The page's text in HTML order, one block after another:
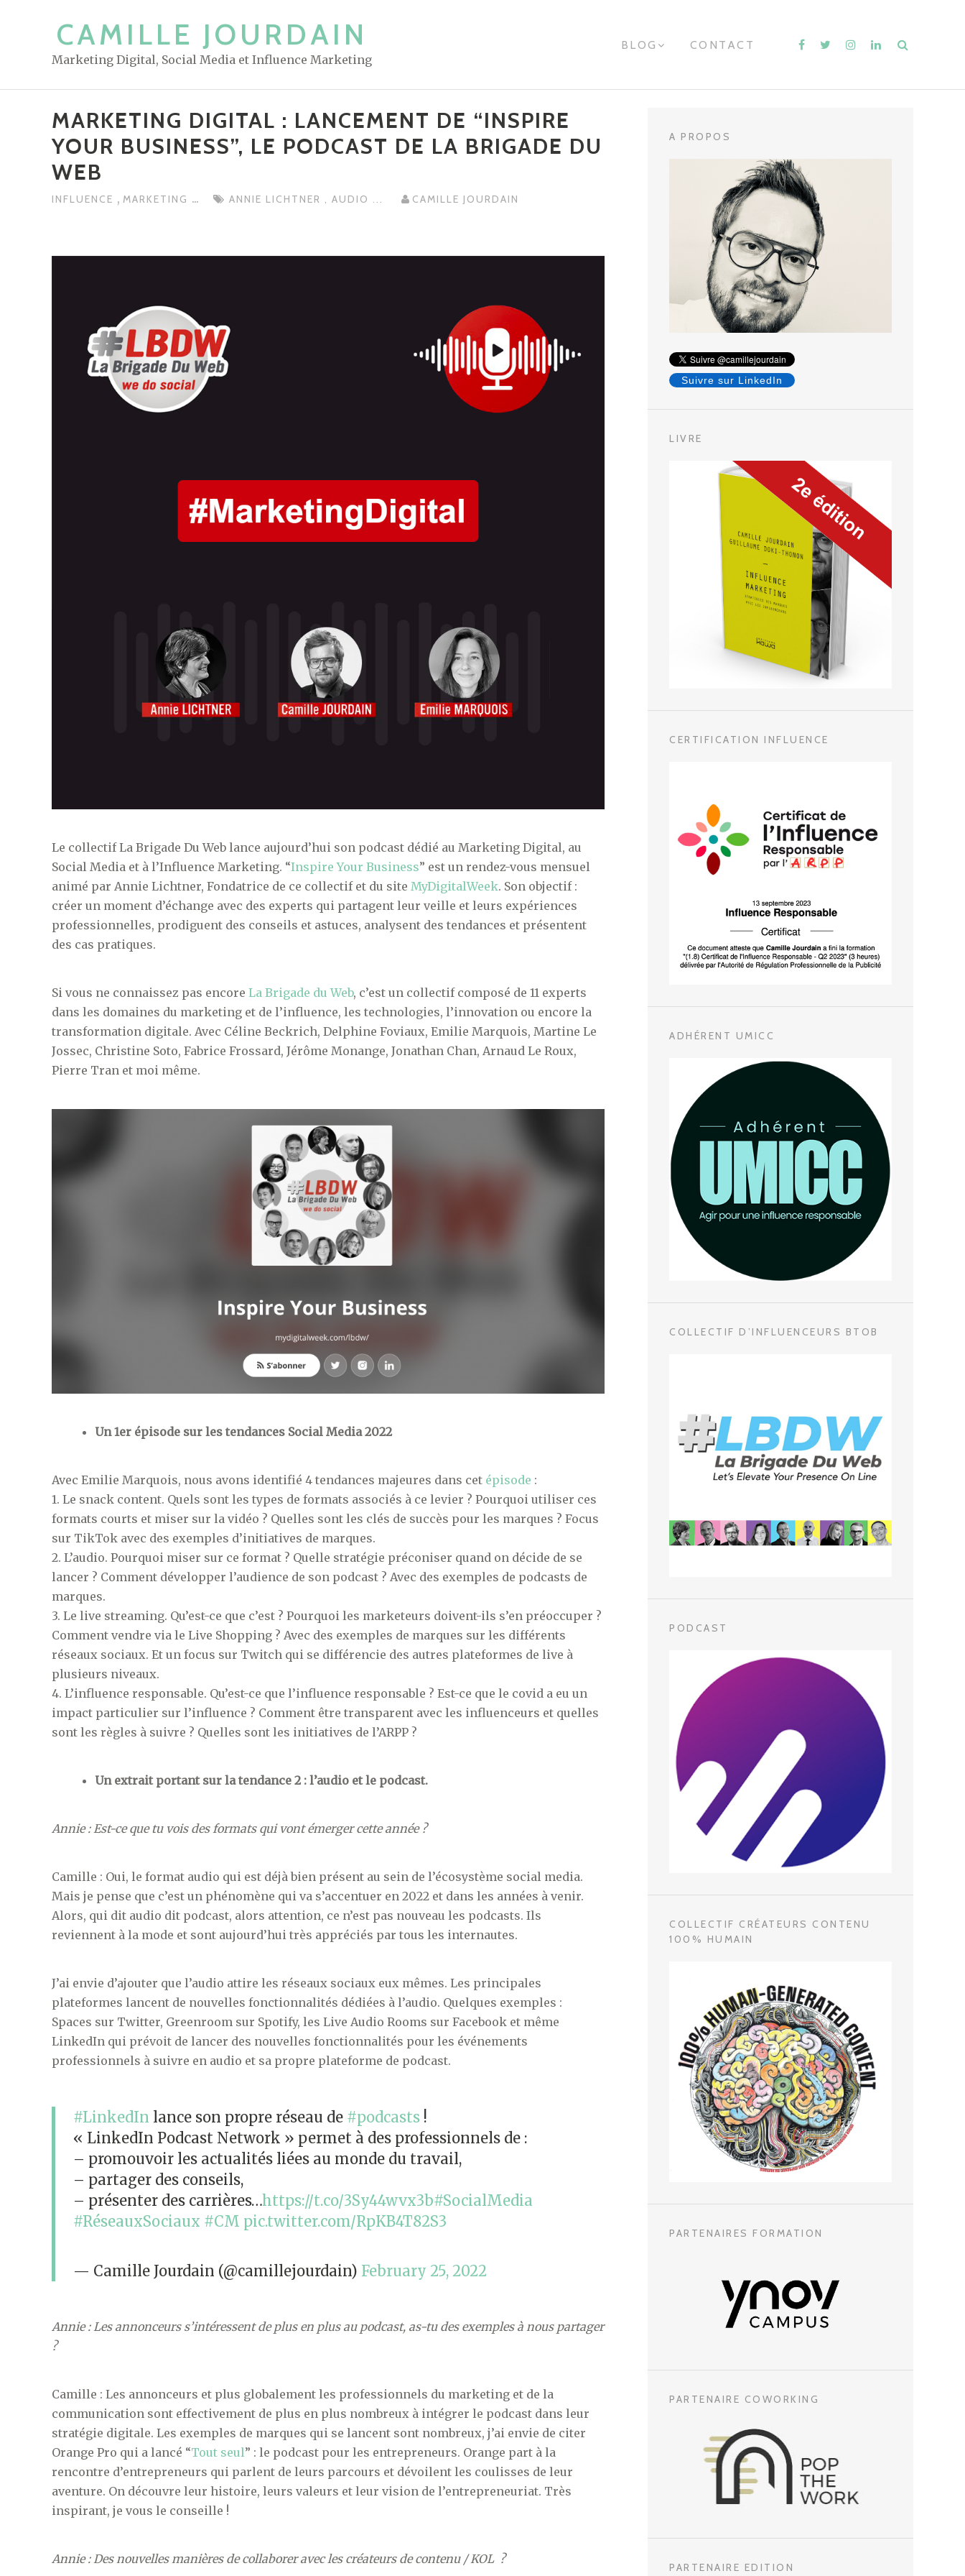
t
CAMILLE JOURDAIN
Marketing Digital, Social Media et Influence Marketing
BLOG E
CONTACT
MARKETING DIGITAL : LANCEMENT DE “INSPIRE
YOUR BUSINESS”, LE PODCAST DE LA BRIGADE DU
WEB
INFLUENCE , MARKETING ... ANNIE LICHTNER , AUDIO ... CAMILLE JOURDAIN
Le collectif La Brigade Du Web lance aujourd’hui son podcast dédié au Marketing Digital, au
Social Media et à l’Influence Marketing. “Inspire Your Business” est un rendez-vous mensuel
animé par Annie Lichtner, Fondatrice de ce collectif et du site MyDigitalWeek. Son objectif :
créer un moment d’échange avec des experts qui partagent leur veille et leurs expériences
professionnelles, prodiguent des conseils et astuces, analysent des tendances et présentent
des cas pratiques.
Si vous ne connaissez pas encore La Brigade du Web, c’est un collectif composé de 11 experts
dans les domaines du marketing et de l’influence, les technologies, l’innovation ou encore la
transformation digitale. Avec Céline Beckrich, Delphine Foviaux, Emilie Marquois, Martine Le
Jossec, Christine Soto, Fabrice Frossard, Jérôme Monange, Jonathan Chan, Arnaud Le Roux,
Pierre Tran et moi même.
Un 1er épisode sur les tendances Social Media 2022
Avec Emilie Marquois, nous avons identifié 4 tendances majeures dans cet épisode :
1. Le snack content. Quels sont les types de formats associés à ce levier ? Pourquoi utiliser ces
formats courts et miser sur la vidéo ? Quelles sont les clés de succès pour les marques ? Focus
sur TikTok avec des exemples d’initiatives de marques.
2. L’audio. Pourquoi miser sur ce format ? Quelle stratégie préconiser quand on décide de se
lancer ? Comment développer l’audience de son podcast ? Avec des exemples de podcasts de
marques.
3. Le live streaming. Qu’est-ce que c’est ? Pourquoi les marketeurs doivent-ils s’en préoccuper ?
Comment vendre via le Live Shopping ? Avec des exemples de marques sur les différents
réseaux sociaux. Et un focus sur Twitch qui se différencie des autres plateformes de live à
plusieurs niveaux.
4. L’influence responsable. Qu’est-ce que l’influence responsable ? Est-ce que le covid a eu un
impact particulier sur l’influence ? Comment être transparent avec les influenceurs et quelles
sont les règles à suivre ? Quelles sont les initiatives de l’ARPP ?
Un extrait portant sur la tendance 2 : l’audio et le podcast.
Annie : Est-ce que tu vois des formats qui vont émerger cette année ?
Camille : Oui, le format audio qui est déjà bien présent au sein de l’écosystème social media.
Mais je pense que c’est un phénomène qui va s’accentuer en 2022 et dans les années à venir.
Alors, qui dit audio dit podcast, alors attention, ce n’est pas nouveau les podcasts. Ils
reviennent à la mode et sont aujourd’hui très appréciés par tous les internautes.
J’ai envie d’ajouter que l’audio attire les réseaux sociaux eux mêmes. Les principales
plateformes lancent de nouvelles fonctionnalités dédiées à l’audio. Quelques exemples :
Spaces sur Twitter, Greenroom sur Spotify, les Live Audio Rooms sur Facebook et même
LinkedIn qui prévoit de lancer des nouvelles fonctionnalités pour les événements
professionnels à suivre en audio et sa propre plateforme de podcast.
#LinkedIn lance son propre réseau de #podcasts !
« LinkedIn Podcast Network » permet à des professionnels de :
– promouvoir les actualités liées au monde du travail,
– partager des conseils,
– présenter des carrières…https://t.co/3Sy44wvx3b#SocialMedia
#RéseauxSociaux #CM pic.twitter.com/RpKB4T82S3
— Camille Jourdain (@camillejourdain) February 25, 2022
Annie : Les annonceurs s’intéressent de plus en plus au podcast, as-tu des exemples à nous partager
?
Camille : Les annonceurs et plus globalement les professionnels du marketing et de la
communication sont effectivement de plus en plus nombreux à intégrer le podcast dans leur
stratégie digitale. Les exemples de marques qui se lancent sont nombreux, j’ai envie de citer
Orange Pro qui a lancé “Tout seul” : le podcast pour les entrepreneurs. Orange part à la
rencontre d’entrepreneurs qui parlent de leurs parcours et dévoilent les coulisses de leur
aventure. On découvre leur histoire, leurs valeurs et leur vision de l’entrepreneuriat. Très
inspirant, je vous le conseille !
Annie : Des nouvelles manières de collaborer avec les créateurs de contenu / KOL ?
A PROPOS
Suivre sur LinkedIn
LIVRE
CERTIFICATION INFLUENCE
ADHÉRENT UMICC
COLLECTIF D’INFLUENCEURS BTOB
PODCAST
COLLECTIF CRÉATEURS CONTENU
100% HUMAIN
PARTENAIRES FORMATION
PARTENAIRE COWORKING
PARTENAIRE EDITION